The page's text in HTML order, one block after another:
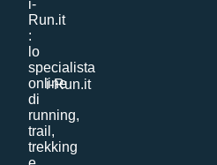
i-Run.it